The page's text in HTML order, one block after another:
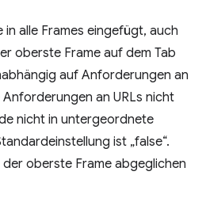
in alle Frames eingefügt, auch
oberste Frame auf dem Tab
auf Anforderungen an
an URLs nicht
nicht in untergeordnete
ist „false“.
oberste Frame abgeglichen